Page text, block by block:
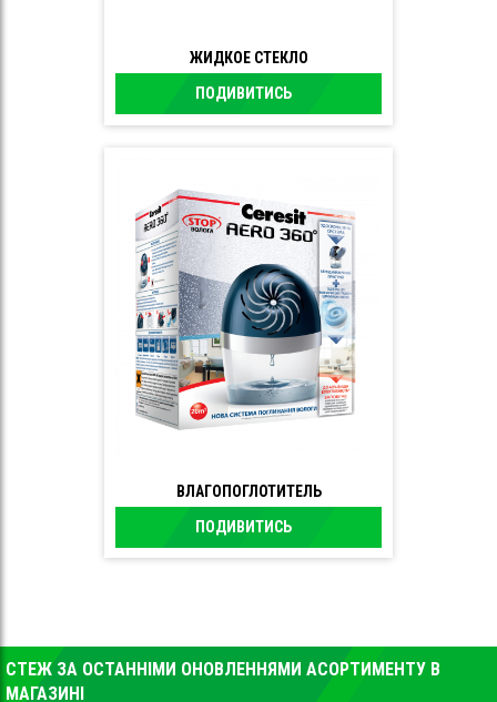
ЖИДКОЕ СТЕКЛО
ПОДИВИТИСЬ
ВЛАГОПОГЛОТИТЕЛЬ
ПОДИВИТИСЬ
СТЕЖ ЗА ОСТАННІМИ ОНОВЛЕННЯМИ АСОРТИМЕНТУ В
МАГАЗИНІ